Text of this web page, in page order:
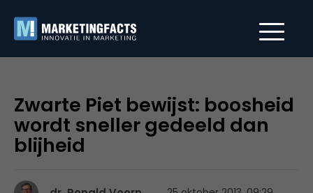
Zwarte Piet bewijst: boosheid
wordt sneller gedeeld dan
blijheid